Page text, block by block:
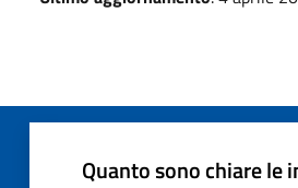
Quanto sono chiare le